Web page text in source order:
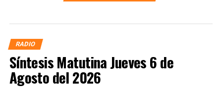
RADIO
Síntesis Matutina Jueves 6 de
Agosto del 2026